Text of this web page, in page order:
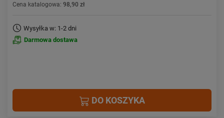
Cena katalogowa: 98,90 zł
Wysyłka w: 1-2 dni
Darmowa dostawa
DO KOSZYKA